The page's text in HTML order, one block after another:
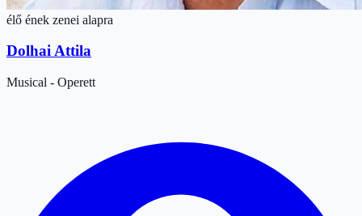
élő ének zenei alapra
Dolhai Attila
Musical - Operett